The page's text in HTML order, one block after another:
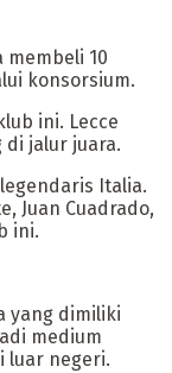
membeli 10
konsorsium.
ini. Lecce
di jalur juara.
Italia.
Juan Cuadrado,
ini.
yang dimiliki
medium
luar negeri.